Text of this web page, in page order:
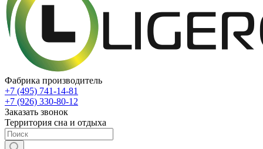
Фабрика производитель
+7 (495) 741-14-81
+7 (926) 330-80-12
Заказать звонок
Территория сна и отдыха